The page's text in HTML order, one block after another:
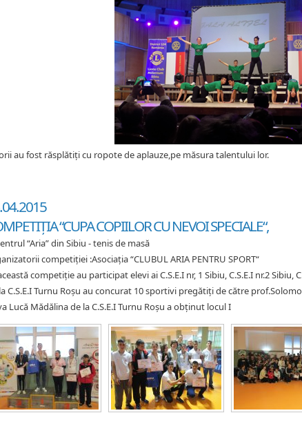
au fost răsplătiți cu ropote de aplauze,pe măsura talentului lor.
“CUPA COPIILOR CU NEVOI SPECIALE“,
“Aria” din Sibiu - tenis de masă
competiției :Asociația “CLUBUL ARIA PENTRU SPORT“
competiție au participat elevi ai C.S.E.I nr, 1 Sibiu, C.S.E.I nr.2 Sibiu,
C.S.E.I Turnu Roșu au concurat 10 sportivi pregătiți de către
Lucă Mădălina de la C.S.E.I Turnu Roșu a obținut locul I